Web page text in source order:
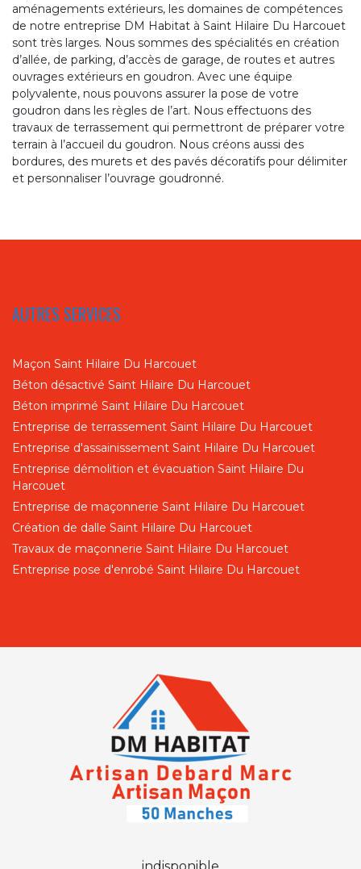
aménagements extérieurs, les domaines de compétences
de notre entreprise DM Habitat à Saint Hilaire Du Harcouet
sont très larges. Nous sommes des spécialités en création
d’allée, de parking, d’accès de garage, de routes et autres
ouvrages extérieurs en goudron. Avec une équipe
polyvalente, nous pouvons assurer la pose de votre
goudron dans les règles de l’art. Nous effectuons des
travaux de terrassement qui permettront de préparer votre
terrain à l’accueil du goudron. Nous créons aussi des
bordures, des murets et des pavés décoratifs pour délimiter
et personnaliser l’ouvrage goudronné.
AUTRES SERVICES
Maçon Saint Hilaire Du Harcouet
Béton désactivé Saint Hilaire Du Harcouet
Béton imprimé Saint Hilaire Du Harcouet
Entreprise de terrassement Saint Hilaire Du Harcouet
Entreprise d'assainissement Saint Hilaire Du Harcouet
Entreprise démolition et évacuation Saint Hilaire Du
Harcouet
Entreprise de maçonnerie Saint Hilaire Du Harcouet
Création de dalle Saint Hilaire Du Harcouet
Travaux de maçonnerie Saint Hilaire Du Harcouet
Entreprise pose d'enrobé Saint Hilaire Du Harcouet
indisponible